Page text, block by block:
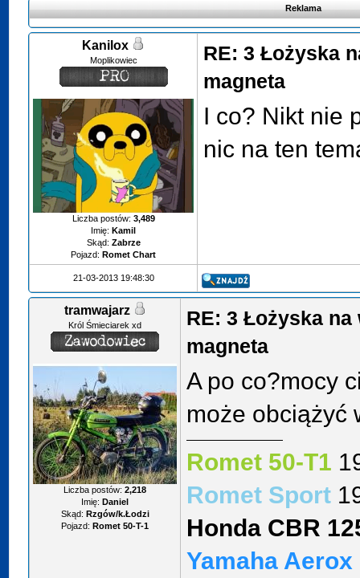
Reklama
Kanilox
Moplikowiec
Liczba postów: 3,489
Imię: Kamil
Skąd: Zabrze
Pojazd: Romet Chart
RE: 3 Łożyska
magneta
I co? Nikt nie
nic na ten
21-03-2013 19:48:30
tramwajarz
Król Śmieciarek xd
Liczba postów:2,218
Imię: Daniel
Skąd: Rzgów/k.Łodzi
Pojazd: Romet 50-T-1
RE: 3 Łożyska
magneta
A po co?mocy
może obciążyć
Romet 50-T1
Romet Sport
Honda CBR
Yamaha Aerox